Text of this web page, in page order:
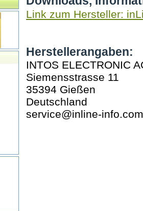
Link zum Hersteller:
Herstellerangaben:
INTOS ELECTRONIC
Siemensstrasse 11
35394 Gießen
Deutschland
service@inline-info.com